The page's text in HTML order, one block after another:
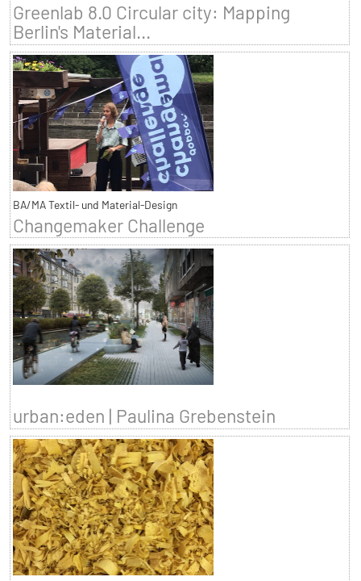
Greenlab 8.0 Circular city: Mapping
Berlin's Material...
BA/MA Textil- und Material-Design
Changemaker Challenge
urban:eden | Paulina Grebenstein